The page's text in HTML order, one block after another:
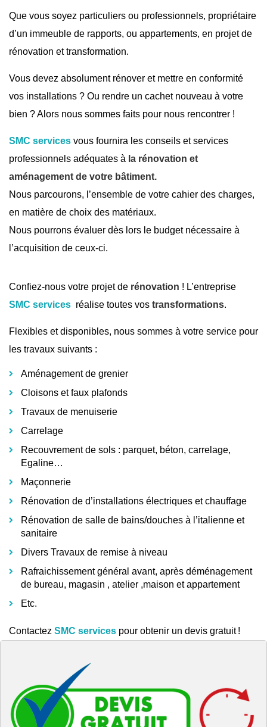
Que vous soyez particuliers ou professionnels, propriétaire
d’un immeuble de rapports, ou appartements, en projet de
rénovation et transformation.
Vous devez absolument rénover et mettre en conformité
vos installations ? Ou rendre un cachet nouveau à votre
bien ? Alors nous sommes faits pour nous rencontrer !
SMC services vous fournira les conseils et services
professionnels adéquates à la rénovation et
aménagement de votre bâtiment.
Nous parcourons, l’ensemble de votre cahier des charges,
en matière de choix des matériaux.
Nous pourrons évaluer dès lors le budget nécessaire à
l’acquisition de ceux-ci.
Confiez-nous votre projet de rénovation ! L’entreprise
SMC services réalise toutes vos transformations.
Flexibles et disponibles, nous sommes à votre service pour
les travaux suivants :
Aménagement de grenier
Cloisons et faux plafonds
Travaux de menuiserie
Carrelage
Recouvrement de sols : parquet, béton, carrelage,
Egaline…
Maçonnerie
Rénovation de d’installations électriques et chauffage
Rénovation de salle de bains/douches à l’italienne et
sanitaire
Divers Travaux de remise à niveau
Rafraichissement général avant, après déménagement
de bureau, magasin , atelier ,maison et appartement
Etc.
Contactez SMC services pour obtenir un devis gratuit !